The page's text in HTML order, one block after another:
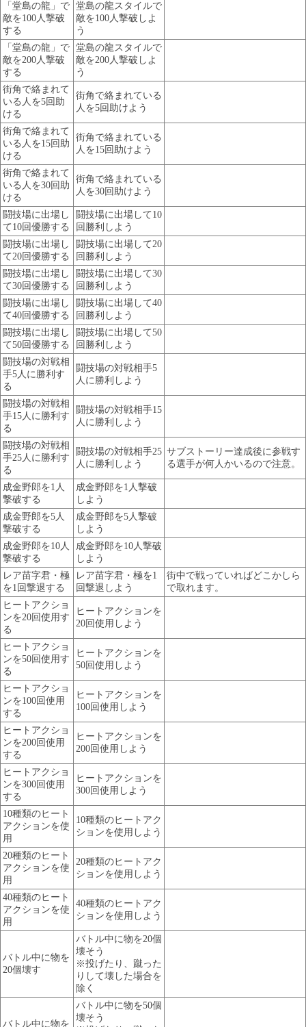
「堂島の龍」で
敵を100人撃破
する
堂島の龍スタイルで
敵を100人撃破しよ
う
「堂島の龍」で
敵を200人撃破
する
堂島の龍スタイルで
敵を200人撃破しよ
う
街角で絡まれて
いる人を5回助
ける
街角で絡まれている
人を5回助けよう
街角で絡まれて
いる人を15回助
ける
街角で絡まれている
人を15回助けよう
街角で絡まれて
いる人を30回助
ける
街角で絡まれている
人を30回助けよう
闘技場に出場し
て10回優勝する
闘技場に出場して10
回勝利しよう
闘技場に出場し
て20回優勝する
闘技場に出場して20
回勝利しよう
闘技場に出場し
て30回優勝する
闘技場に出場して30
回勝利しよう
闘技場に出場し
て40回優勝する
闘技場に出場して40
回勝利しよう
闘技場に出場し
て50回優勝する
闘技場に出場して50
回勝利しよう
闘技場の対戦相
手5人に勝利す
る
闘技場の対戦相手5
人に勝利しよう
闘技場の対戦相
手15人に勝利す
る
闘技場の対戦相手15
人に勝利しよう
闘技場の対戦相
手25人に勝利す
る
闘技場の対戦相手25
人に勝利しよう
サブストーリー達成後に参戦す
る選手が何人かいるので注意。
成金野郎を1人
撃破する
成金野郎を1人撃破
しよう
成金野郎を5人
撃破する
成金野郎を5人撃破
しよう
成金野郎を10人
撃破する
成金野郎を10人撃破
しよう
レア苗字君・極
を1回撃退する
レア苗字君・極を1
回撃退しよう
街中で戦っていればどこかしら
で取れます。
ヒートアクショ
ンを20回使用す
る
ヒートアクションを
20回使用しよう
ヒートアクショ
ンを50回使用す
る
ヒートアクションを
50回使用しよう
ヒートアクショ
ンを100回使用
する
ヒートアクションを
100回使用しよう
ヒートアクショ
ンを200回使用
する
ヒートアクションを
200回使用しよう
ヒートアクショ
ンを300回使用
する
ヒートアクションを
300回使用しよう
10種類のヒート
アクションを使
用
10種類のヒートアク
ションを使用しよう
20種類のヒート
アクションを使
用
20種類のヒートアク
ションを使用しよう
40種類のヒート
アクションを使
用
40種類のヒートアク
ションを使用しよう
バトル中に物を
20個壊す
バトル中に物を20個
壊そう
※投げたり、蹴った
りして壊した場合を
除く
バトル中に物を
バトル中に物を50個
壊そう